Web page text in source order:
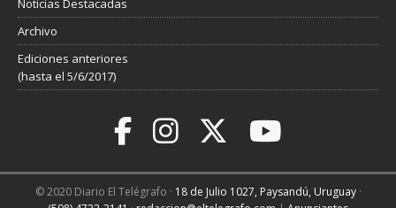
Noticias Destacadas
Archivo
Ediciones anteriores
(hasta el 5/6/2017)
© 2020 Diario El Telégrafo · 18 de Julio 1027, Paysandú, Uruguay·